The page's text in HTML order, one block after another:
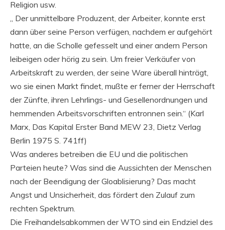
Religion usw.
„ Der unmittelbare Produzent, der Arbeiter, konnte erst
dann über seine Person verfügen, nachdem er aufgehört
hatte, an die Scholle gefesselt und einer andern Person
leibeigen oder hörig zu sein. Um freier Verkäufer von
Arbeitskraft zu werden, der seine Ware überall hinträgt,
wo sie einen Markt findet, mußte er ferner der Herrschaft
der Zünfte, ihren Lehrlings- und Gesellenordnungen und
hemmenden Arbeitsvorschriften entronnen sein.“ (Karl
Marx, Das Kapital Erster Band MEW 23, Dietz Verlag
Berlin 1975 S. 741ff)
Was anderes betreiben die EU und die politischen
Parteien heute? Was sind die Aussichten der Menschen
nach der Beendigung der Gloablisierung? Das macht
Angst und Unsicherheit, das fördert den Zulauf zum
rechten Spektrum.
Die Freihandelsabkommen der WTO sind ein Endziel des